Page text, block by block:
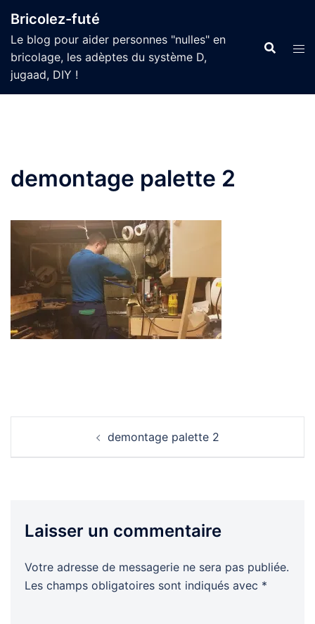
au
contenu
Bricolez-futé
Le blog pour aider personnes "nulles" en
bricolage, les adèptes du système D,
jugaad, DIY !
demontage palette 2
demontage palette 2
Laisser un commentaire
Votre adresse de messagerie ne sera pas publiée.
Les champs obligatoires sont indiqués avec *